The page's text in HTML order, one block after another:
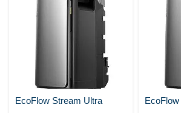
EcoFlow Stream Ultra